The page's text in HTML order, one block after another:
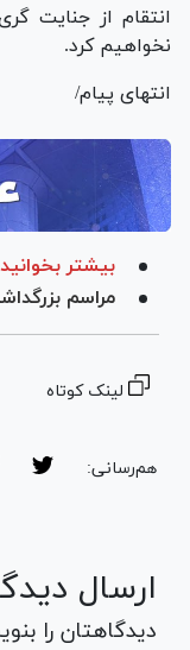
انتقام از جنایت
نخواهیم کرد.
انتهای پیام/
بیشتر
مراسم
لینک کوتاه
هم‌رسانی:
ارسال
دیدگاهتان را